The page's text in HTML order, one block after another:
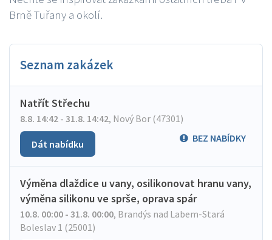
Brně Tuřany a okolí.
Seznam zakázek
Natřít Střechu
8.8. 14:42 - 31.8. 14:42, Nový Bor (47301)
BEZ NABÍDKY
Dát nabídku
Výměna dlaždice u vany, osilikonovat hranu vany,
výměna silikonu ve sprše, oprava spár
10.8. 00:00 - 31.8. 00:00, Brandýs nad Labem-Stará
Boleslav 1 (25001)